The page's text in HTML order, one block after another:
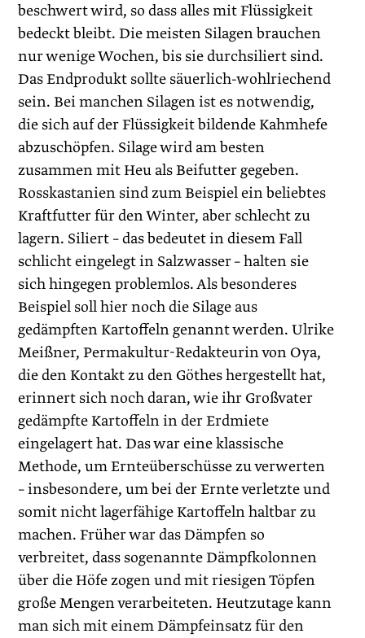
beschwert wird, so dass alles mit Flüssigkeit
bedeckt bleibt. Die meisten Silagen brauchen
nur wenige Wochen, bis sie durchsiliert sind.
Das Endprodukt sollte säuerlich-wohlriechend
sein. Bei manchen Silagen ist es notwendig,
die sich auf der Flüssigkeit bildende Kahmhefe
abzuschöpfen. Silage wird am besten
zusammen mit Heu als Beifutter gegeben.
Rosskastanien sind zum Beispiel ein beliebtes
Kraftfutter für den Winter, aber schlecht zu
lagern. Siliert – das bedeutet in diesem Fall
schlicht eingelegt in Salzwasser – halten sie
sich hingegen problemlos. Als besonderes
Beispiel soll hier noch die Silage aus
gedämpften Kartoffeln genannt werden. Ulrike
Meißner, Permakultur-Redakteurin von Oya,
die den Kontakt zu den Göthes hergestellt hat,
erinnert sich noch daran, wie ihr Großvater
gedämpfte Kartoffeln in der Erdmiete
eingelagert hat. Das war eine klassische
Methode, um Ernteüberschüsse zu verwerten
– insbesondere, um bei der Ernte verletzte und
somit nicht lagerfähige Kartoffeln haltbar zu
machen. Früher war das Dämpfen so
verbreitet, dass sogenannte Dämpfkolonnen
über die Höfe zogen und mit riesigen Töpfen
große Mengen verarbeiteten. Heutzutage kann
man sich mit einem Dämpfeinsatz für den